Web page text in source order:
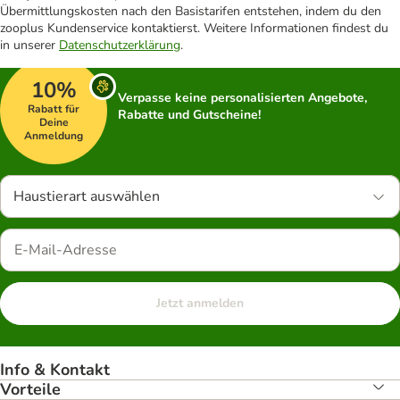
Übermittlungskosten nach den Basistarifen entstehen, indem du den
zooplus Kundenservice kontaktierst. Weitere Informationen findest du
in unserer Datenschutzerklärung.
10%
Rabatt für
Deine
Anmeldung
Verpasse keine personalisierten Angebote,
Rabatte und Gutscheine!
Haustierart auswählen
Jetzt anmelden
Info & Kontakt
Vorteile